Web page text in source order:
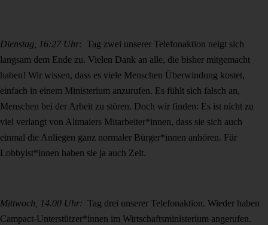
Dienstag, 16:27 Uhr: Tag zwei unserer Telefonaktion neigt sich
langsam dem Ende zu. Vielen Dank an alle, die bisher mitgemacht
haben! Wir wissen, dass es viele Menschen Überwindung kostet,
einfach in einem Ministerium anzurufen. Es fühlt sich falsch an,
Menschen bei der Arbeit zu stören. Doch wir finden: Es ist nicht zu
viel verlangt von Altmaiers Mitarbeiter*innen, dass sie sich auch
einmal die Anliegen ganz normaler Bürger*innen anhören. Für
Lobbyist*innen haben sie ja auch Zeit.
Mittwoch, 14.00 Uhr: Tag drei unserer Telefonaktion. Wieder haben
Campact-Unterstützer*innen im Wirtschaftsministerium angerufen.